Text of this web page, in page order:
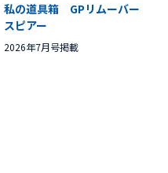
私の道具箱 GPリムーバー
スピアー
2026年7月号掲載